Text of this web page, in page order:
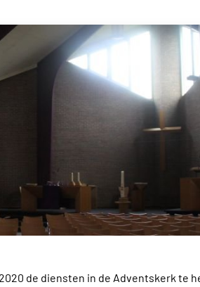
de diensten in de Adventskerk te